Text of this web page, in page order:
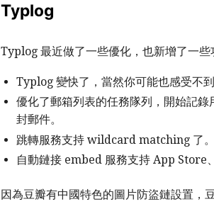
Typlog
Typlog 最近做了一些優化，也新增了一些
Typlog 變快了，當然你可能也感受不
優化了郵箱列表的任務隊列，開始記
封郵件。
跳轉服務支持 wildcard matching 了。
自動鏈接 embed 服務支持 App Store
因為豆瓣有中國特色的圖片防盜鏈設置，